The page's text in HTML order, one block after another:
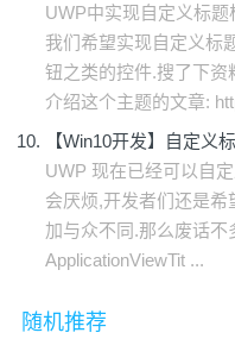
UWP中实现自定义标
我们希望实现自定义标
钮之类的控件.搜了下资
介绍这个主题的文章:
【Win10开发】自定义
UWP 现在已经可以自
会厌烦,开发者们还是
加与众不同.那么废话
ApplicationViewTit ...
随机推荐